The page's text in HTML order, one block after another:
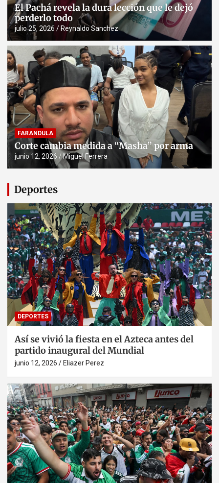
El Pachá revela la dura lección que le dejó
perderlo todo
julio 25, 2026 Reynaldo Sanchez
FARANDULA
Corte cambia medida a “Masha” por arma
junio 12, 2026 Miguel Ferrera
Deportes
DEPORTES
Así se vivió la fiesta en el Azteca antes del
partido inaugural del Mundial
junio 12, 2026 Eliazer Perez